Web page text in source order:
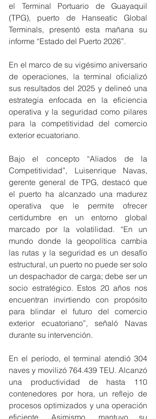
el Terminal Portuario de Guayaquil
(TPG), puerto de Hanseatic Global
Terminals, presentó esta mañana su
informe “Estado del Puerto 2026”.
En el marco de su vigésimo aniversario
de operaciones, la terminal oficializó
sus resultados del 2025 y delineó una
estrategia enfocada en la eficiencia
operativa y la seguridad como pilares
para la competitividad del comercio
exterior ecuatoriano.
Bajo el concepto “Aliados de la
Competitividad”, Luisenrique Navas,
gerente general de TPG, destacó que
el puerto ha alcanzado una madurez
operativa que le permite ofrecer
certidumbre en un entorno global
marcado por la volatilidad. “En un
mundo donde la geopolítica cambia
las rutas y la seguridad es un desafío
estructural, un puerto no puede ser solo
un despachador de carga; debe ser un
socio estratégico. Estos 20 años nos
encuentran invirtiendo con propósito
para blindar el futuro del comercio
exterior ecuatoriano”, señaló Navas
durante su intervención.
En el período, el terminal atendió 304
naves y movilizó 764.439 TEU. Alcanzó
una productividad de hasta 110
contenedores por hora, un reflejo de
procesos optimizados y una operación
eficiente. Asimismo, mantuvo su